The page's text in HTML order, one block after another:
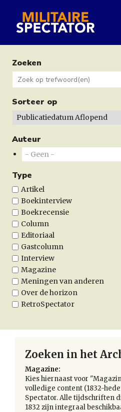
naar
gaanZoeken
Sorteer op
Auteur
- Geen -
Type
Artikel
Boekinterview
Boekrecensie
Column
Editoriaal
Gastcolumn
Interview
Magazine
Meningen van anderen
Over de horizon
RetroSpectator
Zoeken in het
Magazine:
Kies hiernaast voor
volledige content (1832-
Spectator. Alle tijdschriften
1832 zijn integraal